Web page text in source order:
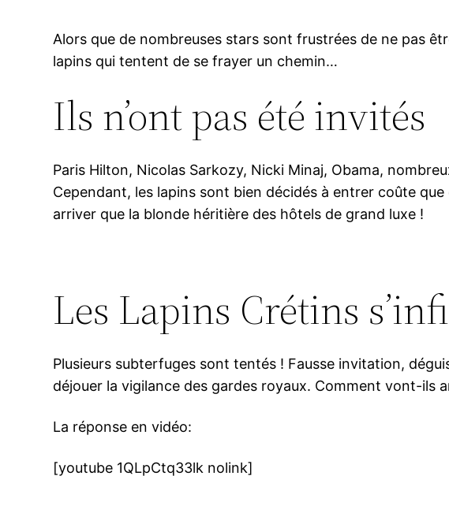
Alors que de nombreuses stars sont frustrées de ne pas
lapins qui tentent de se frayer un chemin…
Ils n’ont pas été invités
Paris Hilton, Nicolas Sarkozy, Nicki Minaj, Obama,
Cependant, les lapins sont bien décidés à entrer coûte
arriver que la blonde héritière des hôtels de grand luxe !
Les Lapins Crétins
Plusieurs subterfuges sont tentés ! Fausse invitation,
déjouer la vigilance des gardes royaux. Comment vont-ils
La réponse en vidéo:
[youtube 1QLpCtq33lk nolink]